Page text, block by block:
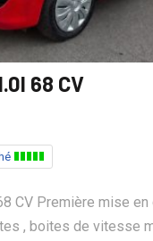
68 CV
CV Première mise
, boites de vitesse